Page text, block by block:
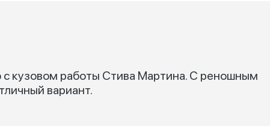
с кузовом работы Стива Мартина. С реношным
вариант.